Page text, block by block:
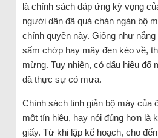
là chính sách đáp ứng kỳ vọng
người dân đã quá chán ngán bộ
chính quyền này. Giống như
sấm chớp hay mây đen kéo về,
mừng. Tuy nhiên, có dấu hiệu đổ
đã thực sự có mưa.
Chính sách tinh giản bộ máy của
một tín hiệu, hay nói đúng hơn là
giấy. Từ khi lập kế hoạch, cho